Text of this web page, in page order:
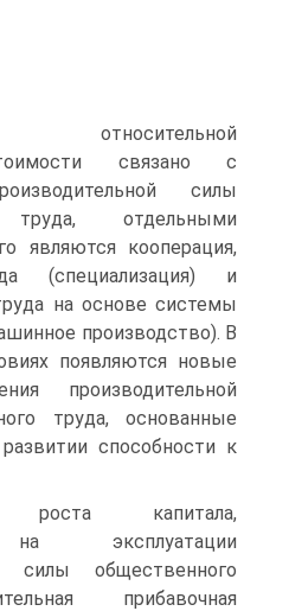
относительной
связано с
силы
труда, отдельными
являются кооперация,
(специализация) и
на основе системы
производство). В
появляются новые
производительной
труда, основанные
способности к
роста капитала,
на эксплуатации
силы общественного
прибавочная